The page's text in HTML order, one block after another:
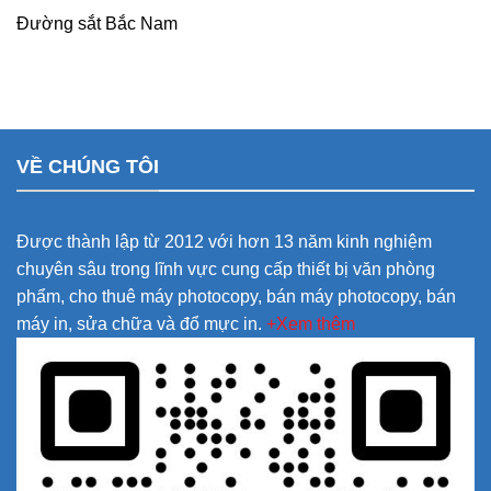
Đường sắt Bắc Nam
VỀ CHÚNG TÔI
Được thành lập từ 2012 với hơn 13 năm kinh nghiệm
chuyên sâu trong lĩnh vực cung cấp thiết bị văn phòng
phẩm, cho thuê máy photocopy, bán máy photocopy, bán
máy in, sửa chữa và đổ mực in. +Xem thêm